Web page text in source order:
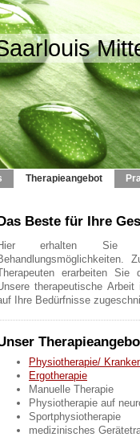
Therapieangebot
Beste für Ihre
erhalten Sie
erarbeiten
therapeutische
Ihre Bedürfnisse
Physiotherapie/
Ergotherapie
Manuelle Therapie
Physiotherapie auf
Sportphysiotherapie
medizinisches